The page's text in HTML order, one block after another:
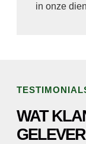
in onze
WAT